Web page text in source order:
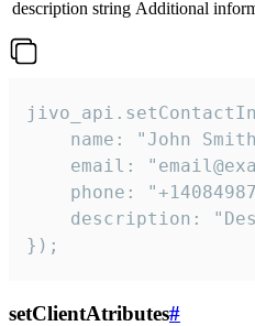
description string Additional
name: "John
email:
phone:
description:
});
setClientAtributes#